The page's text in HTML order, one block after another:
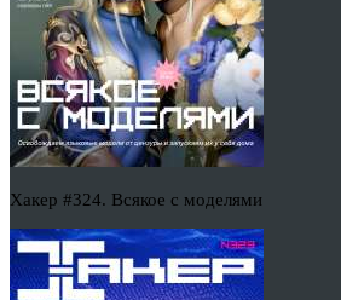
Хакер #324. Всякое с моделями